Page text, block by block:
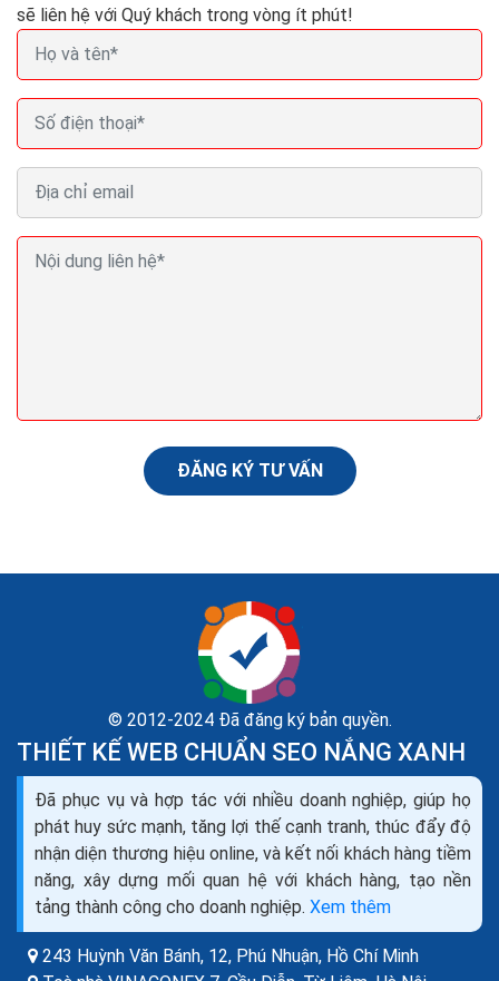
thiệu...
Thiết kế website bán máy đếm tiền seo quảng cáo
marketing ra đơn 100%
Bạn đang cần tìm hiểu về thiết kế web bán máy đếm
tiền như thế nào cho chuyên nghiệp, để mang lại hiệu
quả kinh doanh cao nhất trong thời buổi kinh doanh...
sẽ liên hệ với Quý khách trong vòng ít phút!
ĐĂNG KÝ TƯ VẤN
© 2012-2024 Đã đăng ký bản quyền.
THIẾT KẾ WEB CHUẨN SEO NẮNG XANH
Đã phục vụ và hợp tác với nhiều doanh nghiệp, giúp họ
phát huy sức mạnh, tăng lợi thế cạnh tranh, thúc đẩy độ
nhận diện thương hiệu online, và kết nối khách hàng tiềm
năng, xây dựng mối quan hệ với khách hàng, tạo nền
tảng thành công cho doanh nghiệp. Xem thêm
243 Huỳnh Văn Bánh, 12, Phú Nhuận, Hồ Chí Minh